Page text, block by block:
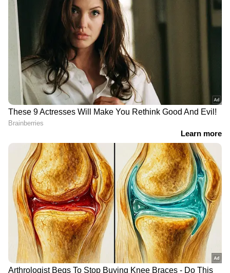
കവർന്നു'; ഇന്ത്യയെ
കുറിച്ച്, 40 ഓളം
രാജ്യങ്ങൾ സന്ദർശിച്ച
ജർമ്മൻ എഴുത്തുകാരി,
വീഡിയോ
പകരം സമ്മൂസയ്ക്ക്
പെയ്ന്‍റ് അടിച്ചു?'; ഇന്ത്യ
ഇത് ഏങ്ങോട്ടാണെന്ന്
നെറ്റിസെൺസ്, വീഡിയോ
ഇന്ത്യയിൽ നിന്നും
ഇപ്പോൾ കൂടുതൽ
സമാധാനപരം,
സന്തോഷമെന്ന് ദമ്പതികൾ,
വീഡിയോ
ഇടവേളയ്ക്ക് ശേഷം 50 -ാം
വയസിൽ
പരീക്ഷയെഴുതാൻ
കോളേജിലെത്തി;
മടങ്ങിവരവ്
ആഘോഷമാക്കി
സോഷ്യൽ മീഡിയയിൽ